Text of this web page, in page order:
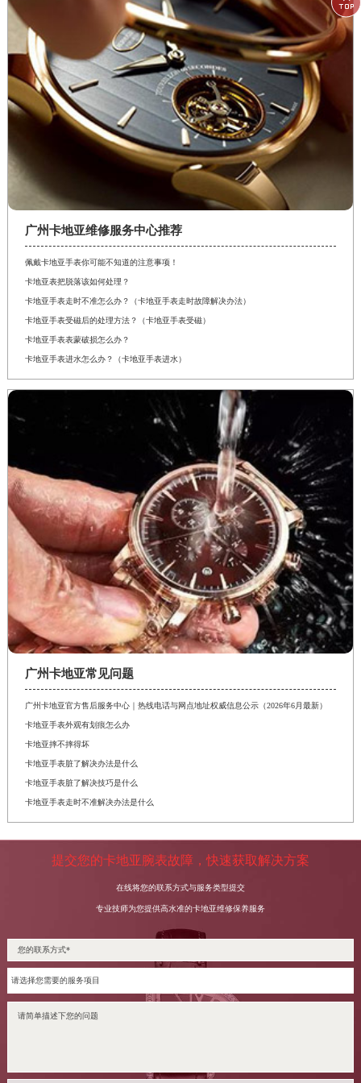
广州卡地亚维修服务中心推荐
佩戴卡地亚手表你可能不知道的注意事项！
卡地亚表把脱落该如何处理？
卡地亚手表走时不准怎么办？（卡地亚手表走时故障解决办法）
卡地亚手表受磁后的处理方法？（卡地亚手表受磁）
卡地亚手表表蒙破损怎么办？
卡地亚手表进水怎么办？（卡地亚手表进水）
广州卡地亚常见问题
广州卡地亚官方售后服务中心｜热线电话与网点地址权威信息公示（2026年6月最新）
卡地亚手表外观有划痕怎么办
卡地亚摔不摔得坏
卡地亚手表脏了解决办法是什么
卡地亚手表脏了解决技巧是什么
卡地亚手表走时不准解决办法是什么
提交您的卡地亚腕表故障，快速获取解决方案
在线将您的联系方式与服务类型提交
专业技师为您提供高水准的卡地亚维修保养服务